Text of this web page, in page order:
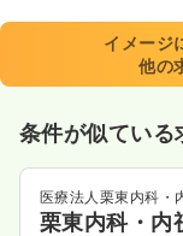
イメージ
他の
条件が似ている
医療法人栗東内科・
栗東内科・内